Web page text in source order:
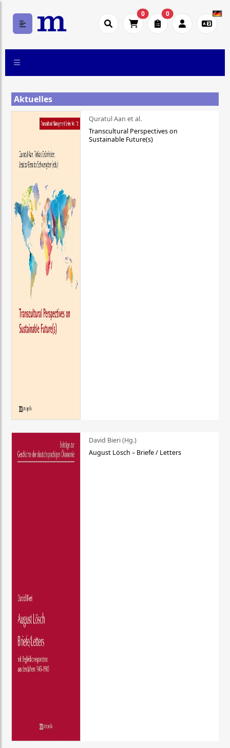
0 0
Aktuelles
Quratul Aan et al.
Transcultural Perspectives on
Sustainable Future(s)
David Bieri (Hg.)
August Lösch – Briefe / Letters